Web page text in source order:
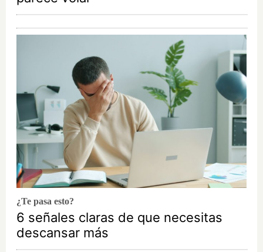
¿Te pasa esto?
6 señales claras de que necesitas
descansar más